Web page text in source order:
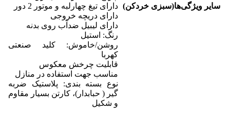
سایر ویژگی‌ها(سبزی خردکن) دارای تیغ چهارلبه و موتور 2 دور
دارای دریچه خروجی
دارای لیبیل ضدآب روی بدنه
رنگ: استیل
روشن/خاموش: کلید صنعتی
کهربا
قابلیت چرخش معکوس
مناسب جهت استفاده در منازل
نوع بسته بندی: پلاستیک ضربه
گیر ( حبابدار)، کارتن بسیار مقاوم
و شکیل